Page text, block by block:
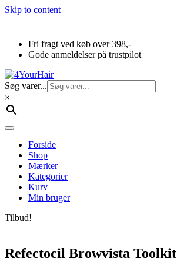
Skip to content
Fri fragt ved køb over 398,-
Gode anmeldelser på trustpilot
Søg varer...
×
Forside
Shop
Mærker
Kategorier
Kurv
Min bruger
Tilbud!
Refectocil Browvista Toolkit